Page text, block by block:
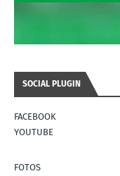
SOCIAL PLUGIN
FACEBOOK
YOUTUBE
FOTOS